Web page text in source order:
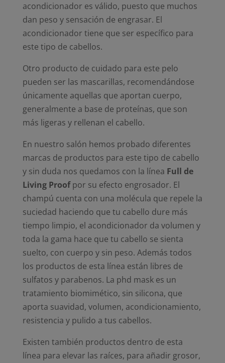
acondicionador es válido, puesto que muchos
dan peso y sensación de engrasar. El
acondicionador tiene que ser específico para
este tipo de cabellos.
Otro producto de cuidado para este pelo
pueden ser las mascarillas, recomendándose
únicamente aquellas que aportan cuerpo,
generalmente a base de proteínas, que son
más ligeras y rellenan el cabello.
En nuestro salón hemos probado diferentes
marcas de productos para este tipo de cabello
y sin duda nos quedamos con la línea Full de
Living Proofpor su efecto engrosador. El
champú cuenta con una molécula que repele la
suciedad haciendo que tu cabello dure más
tiempo limpio, el acondicionador da volumen y
toda la gama hace que tu cabello se sienta
suelto, con cuerpo y sin peso. Además todos
los productos de esta línea están libres de
sulfatos y parabenos. La phd mask es un
tratamiento biomimético, sin silicona, que
aporta suavidad, volumen, acondicionamiento,
resistencia y pulido a tus cabellos.
Existen también productos dentro de esta
línea para elevar las raíces, para añadir grosor,